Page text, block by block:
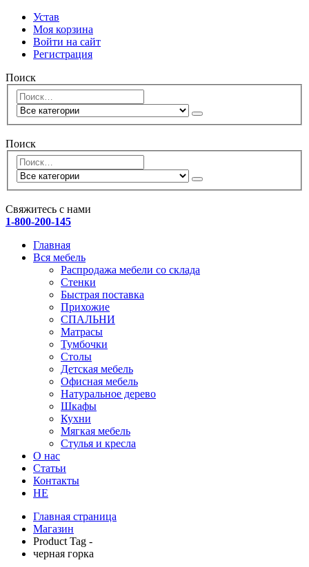
Устав
Моя корзина
Войти на сайт
Регистрация
Поиск
Поиск
Свяжитесь с нами
1-800-200-145
Главная
Вся мебель
Распродажа мебели со склада
Стенки
Быстрая поставка
Прихожие
СПАЛЬНИ
Матрасы
Тумбочки
Столы
Детская мебель
Офисная мебель
Натуральное дерево
Шкафы
Кухни
Мягкая мебель
Стулья и кресла
О нас
Статьи
Контакты
HE
Главная страница
Магазин
Product Tag -
черная горка